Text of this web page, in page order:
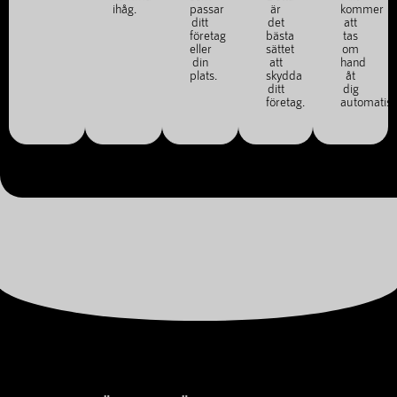
ihåg.
passar
ditt
företag
eller
din
plats.
är
det
bästa
sättet
att
skydda
ditt
företag.
kommer
att
tas
om
hand
åt
dig